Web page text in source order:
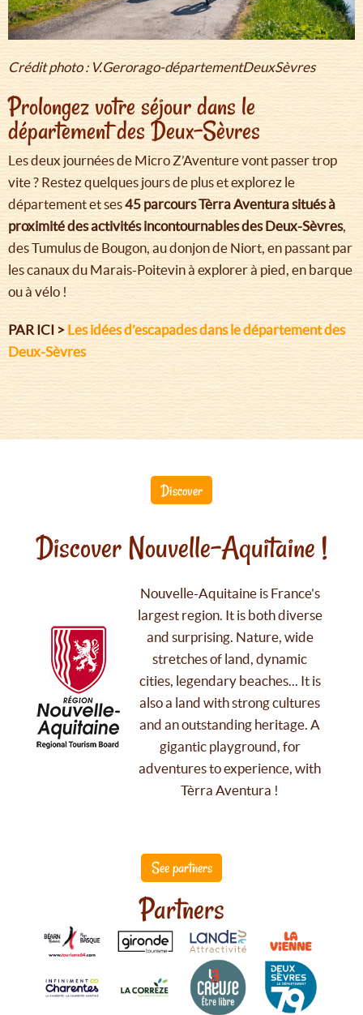
Crédit photo : V.Gerorago-départementDeuxSèvres
Prolongez votre séjour dans le
département des Deux-Sèvres
Les deux journées de Micro Z’Aventure vont passer trop
vite ? Restez quelques jours de plus et explorez le
département et ses45 parcours Tèrra Aventura situés à
proximité des activités incontournables des Deux-Sèvres,
des Tumulus de Bougon, au donjon de Niort, en passant par
les canaux du Marais-Poitevin à explorer à pied, en barque
ou à vélo !
PAR ICI > Les idées d’escapades dans le département des
Deux-Sèvres
Discover
Discover Nouvelle-Aquitaine !
Nouvelle-Aquitaine is France's
largest region. It is both diverse
and surprising. Nature, wide
stretches of land, dynamic
cities, legendary beaches... It is
also a land with strong cultures
and an outstanding heritage. A
gigantic playground, for
adventures to experience, with
Tèrra Aventura !
See partners
Partners